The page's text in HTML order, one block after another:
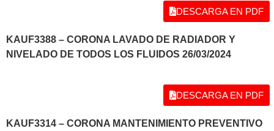
DESCARGA EN PDF
KAUF3388 – CORONA LAVADO DE RADIADOR Y
NIVELADO DE TODOS LOS FLUIDOS 26/03/2024
DESCARGA EN PDF
KAUF3314 – CORONA MANTENIMIENTO PREVENTIVO